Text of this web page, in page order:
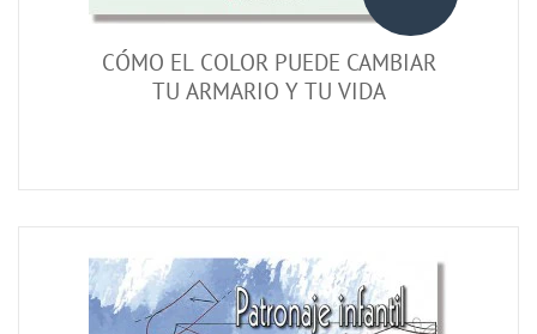
CÓMO EL COLOR PUEDE CAMBIAR
TU ARMARIO Y TU VIDA